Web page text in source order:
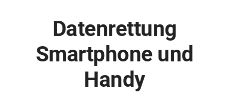
Datenrettung
Smartphone und
Handy